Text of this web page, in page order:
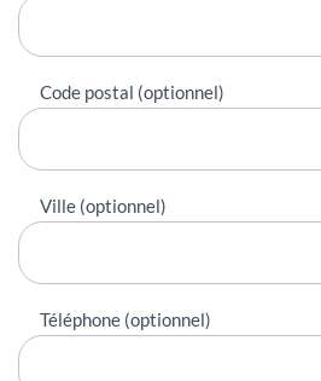
Code postal (optionnel)
Ville (optionnel)
Téléphone (optionnel)